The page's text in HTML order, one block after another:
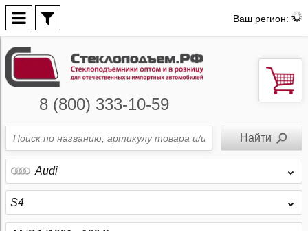
Ваш регион:
8 (800) 333-10-59
Audi
S4